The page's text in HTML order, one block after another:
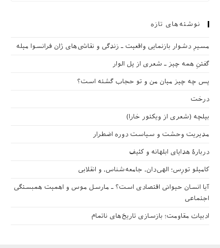
نوشته‌های تازه
مسیرِ دشوار بازنمایی واقعیت ـ زندگی و نقاشی‌های ژان فرانسوا میله
گفتنِ همه چیز ـ شعری از پل الوار
پس چه چیز میان من و تو حجاب گشته است؟
درخت
بیلچه (شعری از ویکتور خارا)
مدیریت وحشت و سیاست دوره اضطرار
دربارهٔ هدایای ابلهانه و کثیف
کامیلو تورِس؛ الهی‌دان، جامعه‌شناس، و انقلابی
آیا انسان حیوانی اقتصادی است؟ ـ مارسل موس و اهمیت همبستگی
اجتماعی
ادبیات مقاومت؛ بازسازی تاریخ‌های ناتمام